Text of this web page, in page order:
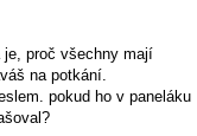
proč všechny mají
na potkání.
pokud ho v paneláku